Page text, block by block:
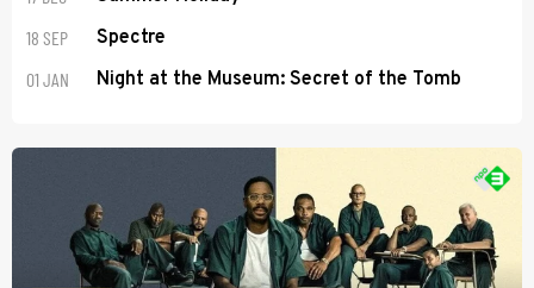
18 SEP Spectre
01 JAN Night at the Museum: Secret of the Tomb